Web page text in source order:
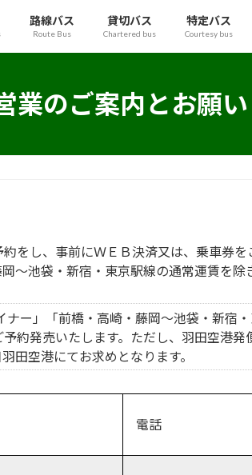
路線バス
Route Bus
貸切バス
Chartered bus
特定バス
Courtesy bus
業のご案内とお願い
をし、事前にＷＥＢ決済又は、乗車券
～池袋・新宿・東京駅線の通常運賃を
ー」「前橋・高崎・藤岡～池袋・新宿
約発売いたします。ただし、羽田空港
田空港にてお求めとなります。
電話